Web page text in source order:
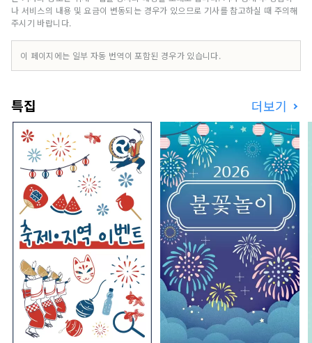
다.
나 서비스의 내용 및 요금이 변동되는 경우가 있으므로 기사를 참고하실 때 주의해
주시기 바랍니다.
이 페이지에는 일부 자동 번역이 포함된 경우가 있습니다.
특집 더보기